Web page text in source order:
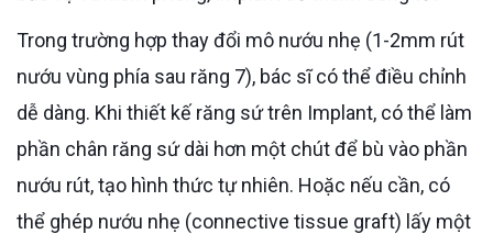
Trong trường hợp thay đổi mô nướu nhẹ (1-2mm rút
nướu vùng phía sau răng 7), bác sĩ có thể điều chỉnh
dễ dàng. Khi thiết kế răng sứ trên Implant, có thể làm
phần chân răng sứ dài hơn một chút để bù vào phần
nướu rút, tạo hình thức tự nhiên. Hoặc nếu cần, có
thể ghép nướu nhẹ (connective tissue graft) lấy một